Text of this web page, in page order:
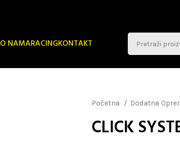
O NAMARACINGKONTAKT
Početna Dodatna
CLICK